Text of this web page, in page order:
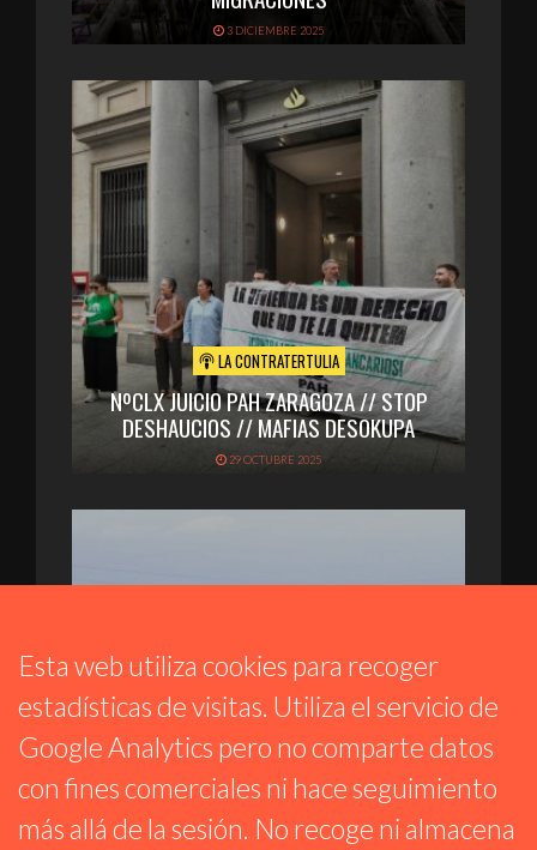
3 DICIEMBRE 2025
LA CONTRATERTULIA
NºCLX JUICIO PAH ZARAGOZA // STOP
DESHAUCIOS // MAFIAS DESOKUPA
29 OCTUBRE 2025
LA CONTRATERTULIA
Esta web utiliza cookies para recoger
estadísticas de visitas. Utiliza el servicio de
Google Analytics pero no comparte datos
con fines comerciales ni hace seguimiento
más allá de la sesión. No recoge ni almacena